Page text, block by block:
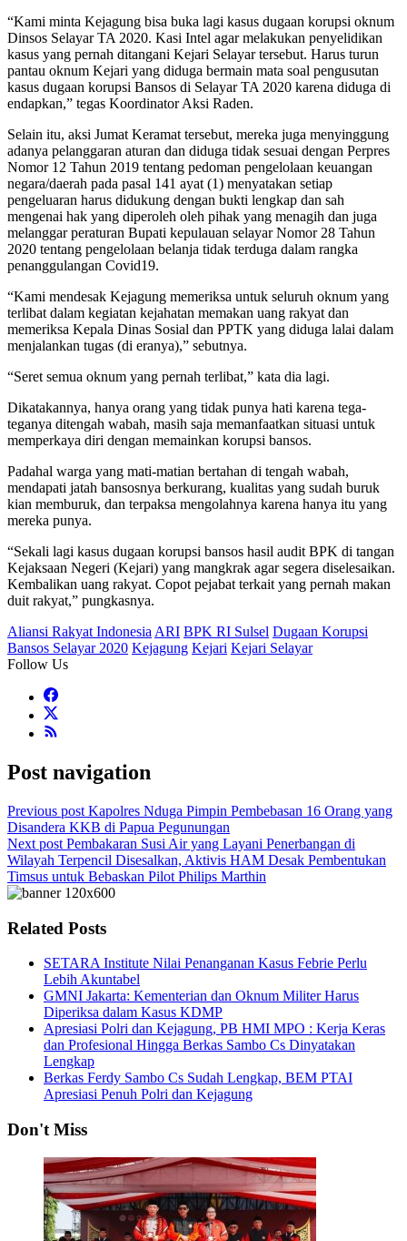
“Kami minta Kejagung bisa buka lagi kasus dugaan korupsi oknum
Dinsos Selayar TA 2020. Kasi Intel agar melakukan penyelidikan
kasus yang pernah ditangani Kejari Selayar tersebut. Harus turun
pantau oknum Kejari yang diduga bermain mata soal pengusutan
kasus dugaan korupsi Bansos di Selayar TA 2020 karena diduga di
endapkan,” tegas Koordinator Aksi Raden.
Selain itu, aksi Jumat Keramat tersebut, mereka juga menyinggung
adanya pelanggaran aturan dan diduga tidak sesuai dengan Perpres
Nomor 12 Tahun 2019 tentang pedoman pengelolaan keuangan
negara/daerah pada pasal 141 ayat (1) menyatakan setiap
pengeluaran harus didukung dengan bukti lengkap dan sah
mengenai hak yang diperoleh oleh pihak yang menagih dan juga
melanggar peraturan Bupati kepulauan selayar Nomor 28 Tahun
2020 tentang pengelolaan belanja tidak terduga dalam rangka
penanggulangan Covid19.
“Kami mendesak Kejagung memeriksa untuk seluruh oknum yang
terlibat dalam kegiatan kejahatan memakan uang rakyat dan
memeriksa Kepala Dinas Sosial dan PPTK yang diduga lalai dalam
menjalankan tugas (di eranya),” sebutnya.
“Seret semua oknum yang pernah terlibat,” kata dia lagi.
Dikatakannya, hanya orang yang tidak punya hati karena tega-
teganya ditengah wabah, masih saja memanfaatkan situasi untuk
memperkaya diri dengan memainkan korupsi bansos.
Padahal warga yang mati-matian bertahan di tengah wabah,
mendapati jatah bansosnya berkurang, kualitas yang sudah buruk
kian memburuk, dan terpaksa mengolahnya karena hanya itu yang
mereka punya.
“Sekali lagi kasus dugaan korupsi bansos hasil audit BPK di tangan
Kejaksaan Negeri (Kejari) yang mangkrak agar segera diselesaikan.
Kembalikan uang rakyat. Copot pejabat terkait yang pernah makan
duit rakyat,” pungkasnya.
Aliansi Rakyat Indonesia ARI BPK RI Sulsel Dugaan Korupsi
Bansos Selayar 2020 Kejagung Kejari Kejari Selayar
Follow Us
Post navigation
Previous post Kapolres Nduga Pimpin Pembebasan 16 Orang yang
Disandera KKB di Papua Pegunungan
Next post Pembakaran Susi Air yang Layani Penerbangan di
Wilayah Terpencil Disesalkan, Aktivis HAM Desak Pembentukan
Timsus untuk Bebaskan Pilot Philips Marthin
Related Posts
SETARA Institute Nilai Penanganan Kasus Febrie Perlu
Lebih Akuntabel
GMNI Jakarta: Kementerian dan Oknum Militer Harus
Diperiksa dalam Kasus KDMP
Apresiasi Polri dan Kejagung, PB HMI MPO : Kerja Keras
dan Profesional Hingga Berkas Sambo Cs Dinyatakan
Lengkap
Berkas Ferdy Sambo Cs Sudah Lengkap, BEM PTAI
Apresiasi Penuh Polri dan Kejagung
Don't Miss